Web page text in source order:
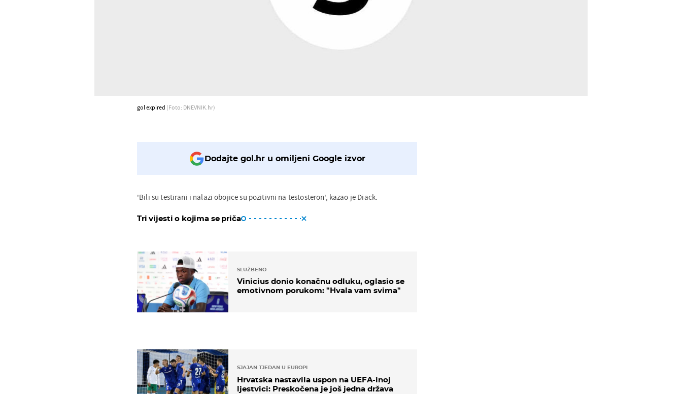
gol expired (Foto: DNEVNIK.hr)
Dodajte gol.hr u omiljeni Google izvor
'Bili su testirani i nalazi obojice su pozitivni na testosteron', kazao je Diack.
Tri vijesti o kojima se priča
SLUŽBENO
Vinicius donio konačnu odluku, oglasio se
emotivnom porukom: "Hvala vam svima"
SJAJAN TJEDAN U EUROPI
Hrvatska nastavila uspon na UEFA-inoj
ljestvici: Preskočena je još jedna država